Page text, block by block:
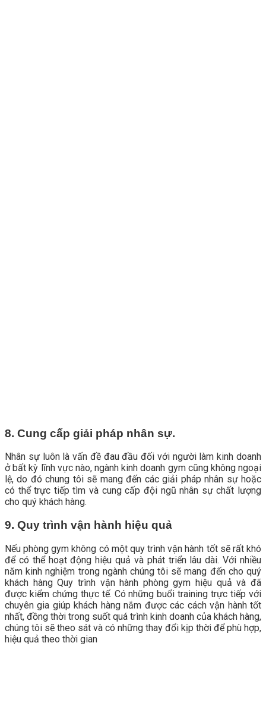
8. Cung cấp giải pháp nhân sự.
Nhân sự luôn là vấn đề đau đầu đối với người làm kinh doanh
ở bất kỳ lĩnh vực nào, ngành kinh doanh gym cũng không ngoại
lệ, do đó chung tôi sẽ mang đến các giải pháp nhân sự hoặc
có thể trực tiếp tìm và cung cấp đội ngũ nhân sự chất lượng
cho quý khách hàng.
9. Quy trình vận hành hiệu quả
Nếu phòng gym không có một quy trình vận hành tốt sẽ rất khó
để có thể hoạt động hiệu quả và phát triển lâu dài. Với nhiều
năm kinh nghiệm trong ngành chúng tôi sẽ mang đến cho quý
khách hàng Quy trình vận hành phòng gym hiệu quả và đã
được kiểm chứng thực tế. Có những buổi training trực tiếp với
chuyên gia giúp khách hàng nắm được các cách vận hành tốt
nhất, đồng thời trong suốt quá trình kinh doanh của khách hàng,
chúng tôi sẽ theo sát và có những thay đổi kịp thời để phù hợp,
hiệu quả theo thời gian